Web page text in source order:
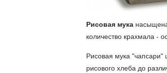
Рисовая мука
количество крахмала -
Рисовая мука "чапсари"
рисового хлеба до